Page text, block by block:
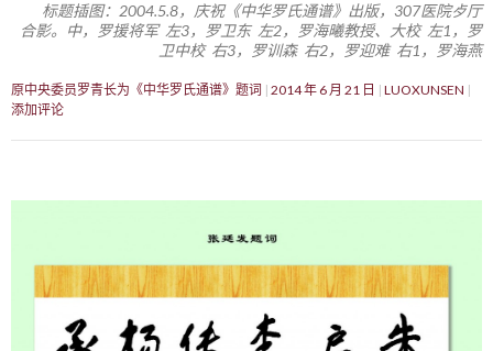
标题插图：2004.5.8，庆祝《中华罗氏通谱》出版，307医院歺厅
合影。中，罗援将军 左3，罗卫东 左2，罗海曦教授、大校 左1，罗
卫中校 右3，罗训森 右2，罗迎难 右1，罗海燕
原中央委员罗青长为《中华罗氏通谱》题词 2014 年 6 月 21 日
LUOXUNSEN
添加评论